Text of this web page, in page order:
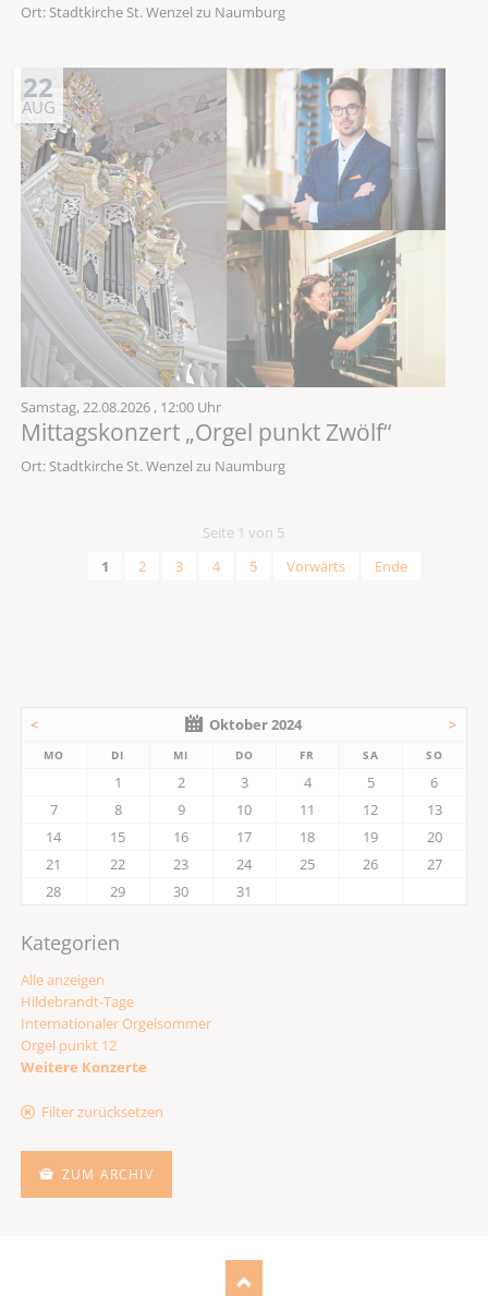
Ort: Stadtkirche St. Wenzel zu Naumburg
22
AUG
Samstag,22.08.2026 , 12:00 Uhr
Mittagskonzert „Orgel punkt Zwölf“
Ort: Stadtkirche St. Wenzel zu Naumburg
Seite 1 von 5
1
2 3 4 5 Vorwärts Ende
< Oktober 2024 >
MO DI MI DO FR SA SO
1 2 3 4 5
6
7
8 9 10 11 12
13
14
15 16 17 18 19
20
21
22 23 24 25 26
27
28
29 30 31
Kategorien
Alle anzeigen
Hildebrandt-Tage
Internationaler Orgelsommer
Orgel punkt 12
Weitere Konzerte
Filter zurücksetzen
ZUM ARCHIV